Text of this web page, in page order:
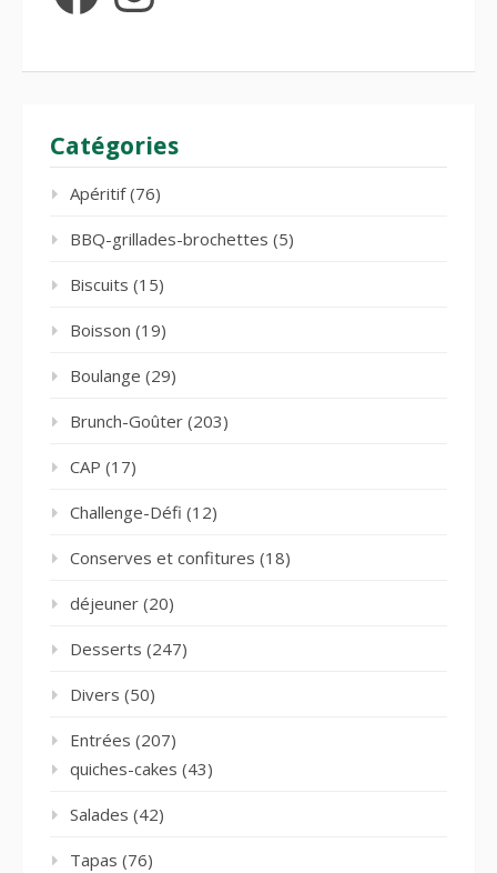
Catégories
Apéritif(76)
BBQ-grillades-brochettes (5)
Biscuits (15)
Boisson (19)
Boulange (29)
Brunch-Goûter (203)
CAP (17)
Challenge-Défi (12)
Conserves et confitures (18)
déjeuner (20)
Desserts (247)
Divers (50)
Entrées (207)
quiches-cakes (43)
Salades (42)
Tapas (76)